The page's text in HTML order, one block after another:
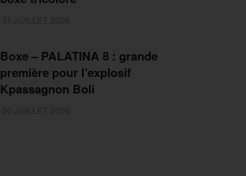
Boxe – PALATINA 8 : grande
première pour l’explosif
Kpassagnon Boli